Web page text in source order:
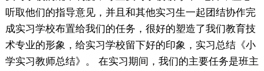
听取他们的指导意见，并且和其他实习生一起团结协作完
成实习学校布置给我们的任务，很好的塑造了我们教育技
术专业的形象，给实习学校留下好的印象，实习总结《小
学实习教师总结》。 在实习期间，我们的主要任务是班主